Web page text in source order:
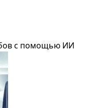
с помощью ИИ